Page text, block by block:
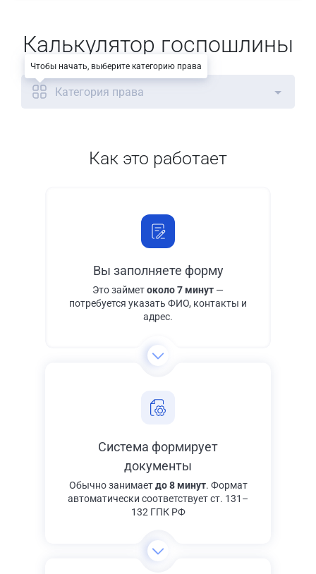
Калькулятор госпошлины
Категория права
Как это работает
Вы заполняете форму
Это займетоколо 7 минут —
потребуется указать ФИО, контакты и
адрес.
Система формирует
документы
Обычно занимаетдо 8 минут. Формат
автоматически соответствует ст. 131–
132 ГПК РФ
Чтобы начать, выберите категорию права